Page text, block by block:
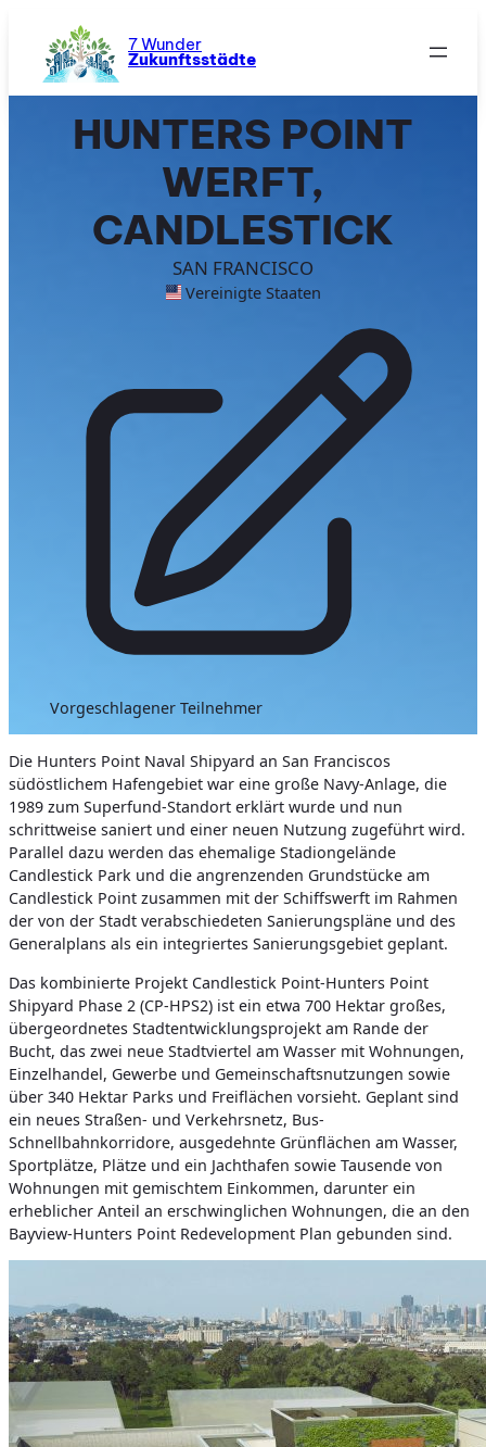
Inhalt
springen
7 Wunder
Zukunftsstädte
HUNTERS POINT
WERFT,
CANDLESTICK
SAN FRANCISCO
Vereinigte Staaten
Vorgeschlagener Teilnehmer
Die Hunters Point Naval Shipyard an San Franciscos
südöstlichem Hafengebiet war eine große Navy-Anlage, die
1989 zum Superfund-Standort erklärt wurde und nun
schrittweise saniert und einer neuen Nutzung zugeführt wird.
Parallel dazu werden das ehemalige Stadiongelände
Candlestick Park und die angrenzenden Grundstücke am
Candlestick Point zusammen mit der Schiffswerft im Rahmen
der von der Stadt verabschiedeten Sanierungspläne und des
Generalplans als ein integriertes Sanierungsgebiet geplant.
Das kombinierte Projekt Candlestick Point-Hunters Point
Shipyard Phase 2 (CP-HPS2) ist ein etwa 700 Hektar großes,
übergeordnetes Stadtentwicklungsprojekt am Rande der
Bucht, das zwei neue Stadtviertel am Wasser mit Wohnungen,
Einzelhandel, Gewerbe und Gemeinschaftsnutzungen sowie
über 340 Hektar Parks und Freiflächen vorsieht. Geplant sind
ein neues Straßen- und Verkehrsnetz, Bus-
Schnellbahnkorridore, ausgedehnte Grünflächen am Wasser,
Sportplätze, Plätze und ein Jachthafen sowie Tausende von
Wohnungen mit gemischtem Einkommen, darunter ein
erheblicher Anteil an erschwinglichen Wohnungen, die an den
Bayview-Hunters Point Redevelopment Plan gebunden sind.